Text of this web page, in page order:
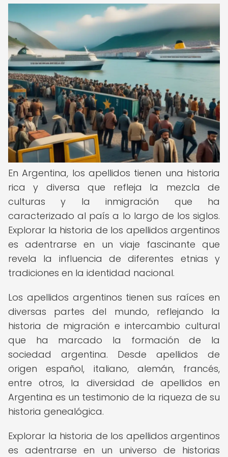
En Argentina, los apellidos tienen una historia
rica y diversa que refleja la mezcla de
culturas y la inmigración que ha
caracterizado al país a lo largo de los siglos.
Explorar la historia de los apellidos argentinos
es adentrarse en un viaje fascinante que
revela la influencia de diferentes etnias y
tradiciones en la identidad nacional.
Los apellidos argentinos tienen sus raíces en
diversas partes del mundo, reflejando la
historia de migración e intercambio cultural
que ha marcado la formación de la
sociedad argentina. Desde apellidos de
origen español, italiano, alemán, francés,
entre otros, la diversidad de apellidos en
Argentina es un testimonio de la riqueza de su
historia genealógica.
Explorar la historia de los apellidos argentinos
es adentrarse en un universo de historias